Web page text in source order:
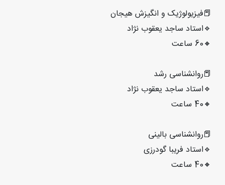
📕فیزیولوژیک و انگیزش هیجان
🔹استاد ساجد یعقوب نژاد
🔸60 ساعت
📕روانشناسی رشد
🔹استاد ساجد یعقوب نژاد
🔸40 ساعت
📕روانشناسی بالینی
🔹استاد فریبا گودرزی
🔸40 ساعت